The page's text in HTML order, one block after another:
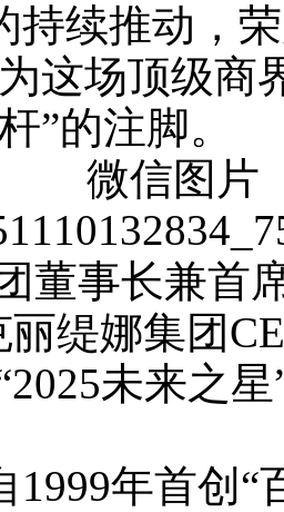
持续推动，
这场顶级商
”的注脚。
董事长兼首
丽缇娜集团
未来之
1999年首创“